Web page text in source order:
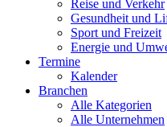
Reise und Verkehr
Gesundheit und
Sport und Freizeit
Energie und
Termine
Kalender
Branchen
Alle Kategorien
Alle Unternehmen